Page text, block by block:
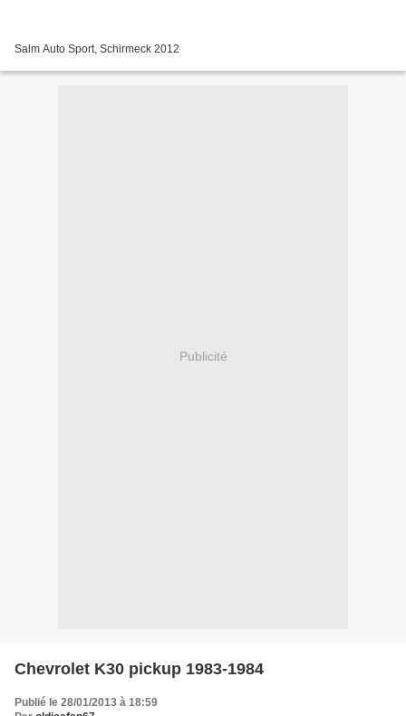
Salm Auto Sport, Schirmeck 2012
Publicité
Chevrolet K30 pickup 1983-1984
Publié le 28/01/2013 à 18:59